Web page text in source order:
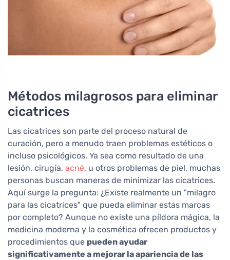
Métodos milagrosos para eliminar
cicatrices
Las cicatrices son parte del proceso natural de
curación, pero a menudo traen problemas estéticos o
incluso psicológicos. Ya sea como resultado de una
lesión, cirugía, acné, u otros problemas de piel, muchas
personas buscan maneras de minimizar las cicatrices.
Aquí surge la pregunta: ¿Existe realmente un "milagro
para las cicatrices" que pueda eliminar estas marcas
por completo? Aunque no existe una píldora mágica, la
medicina moderna y la cosmética ofrecen productos y
procedimientos que pueden ayudar
significativamente a mejorar la apariencia de las